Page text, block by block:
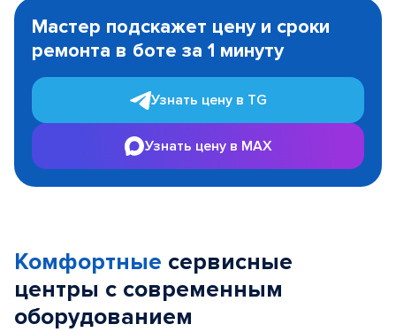
1
Мастер подскажет цену и сроки
ремонта в боте за 1 минуту
Узнать цену в TG
Узнать цену в MAX
Комфортные сервисные
центры с современным
оборудованием